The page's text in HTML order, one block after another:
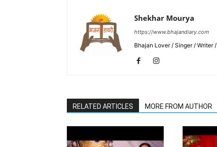
Shekhar Mourya
https://www.bhajandiary.com
Bhajan Lover / Singer / Writer
RELATED ARTICLES MORE FROM AUTHOR